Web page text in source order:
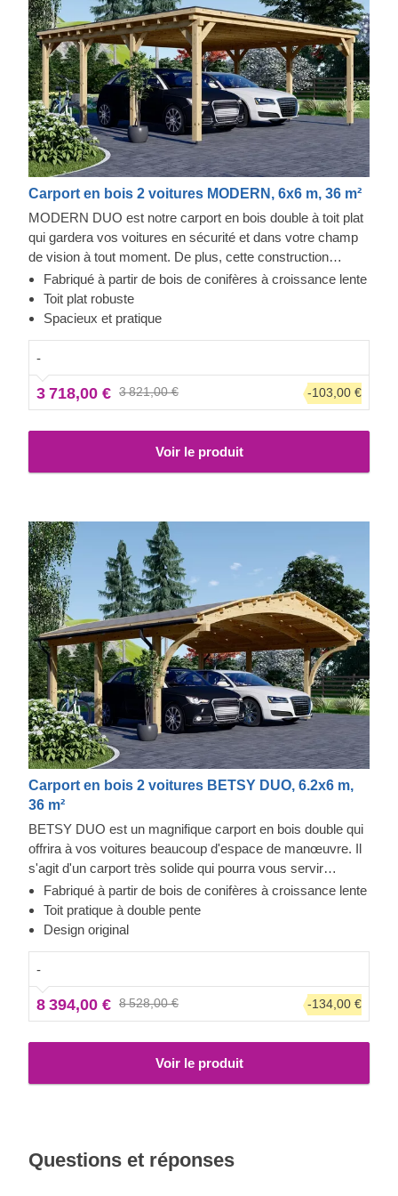
Carport en bois 2 voitures MODERN, 6x6 m, 36 m²
MODERN DUO est notre carport en bois double à toit plat
qui gardera vos voitures en sécurité et dans votre champ
de vision à tout moment. De plus, cette construction
robuste et spacieuse prodiguera à vos voitures la
protection solide dont elles ont besoin. Que vous
souhaitiez disposer d'une place de stationnement dédiée
sa place chez vous en un rien de temps. Maintenant, garer
vos voitures sera rapide et pratique, et vous préparer à
aller faire un tour vous demandera moins d'efforts, car vos
voitures restera propre et bien rangée.
Fabriqué à partir de bois de conifères à croissance lente
Toit plat robuste
Spacieux et pratique
-
3 718,00 € 3 821,00 € -103,00 €
Voir le produit
Carport en bois 2 voitures BETSY DUO, 6.2x6 m,
36 m²
BETSY DUO est un magnifique carport en bois double qui
offrira à vos voitures beaucoup d'espace de manœuvre. Il
s'agit d'un carport très solide qui pourra vous servir
pendant des années ! En effet, ce carport est fabriqué en
bois de conifères à croissance lente, avec des planches à
rainure et languette, et bénéficie d'une garantie de 5-10
Une superbe affaire à ne surtout pas manquer !
Fabriqué à partir de bois de conifères à croissance lente
Toit pratique à double pente
Design original
-
8 394,00 € 8 528,00 € -134,00 €
Voir le produit
Questions et réponses